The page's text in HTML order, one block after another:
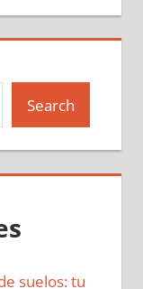
Search
suelos: tu